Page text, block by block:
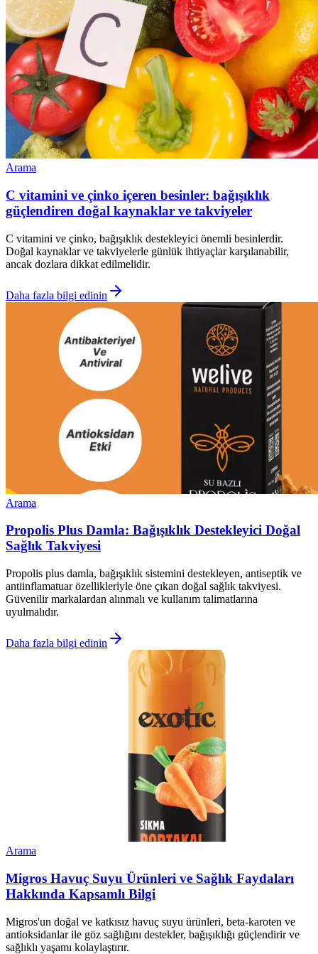
Arama
C vitamini ve çinko içeren besinler: bağışıklık
güçlendiren doğal kaynaklar ve takviyeler
C vitamini ve çinko, bağışıklık destekleyici önemli besinlerdir.
Doğal kaynaklar ve takviyelerle günlük ihtiyaçlar karşılanabilir,
ancak dozlara dikkat edilmelidir.
Daha fazla bilgi edinin
Arama
Propolis Plus Damla: Bağışıklık Destekleyici Doğal
Sağlık Takviyesi
Propolis plus damla, bağışıklık sistemini destekleyen, antiseptik ve
antiinflamatuar özellikleriyle öne çıkan doğal sağlık takviyesi.
Güvenilir markalardan alınmalı ve kullanım talimatlarına
uyulmalıdır.
Daha fazla bilgi edinin
Arama
Migros Havuç Suyu Ürünleri ve Sağlık Faydaları
Hakkında Kapsamlı Bilgi
Migros'un doğal ve katkısız havuç suyu ürünleri, beta-karoten ve
antioksidanlar ile göz sağlığını destekler, bağışıklığı güçlendirir ve
sağlıklı yaşamı kolaylaştırır.